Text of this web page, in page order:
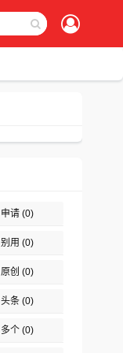
申请 (0)
别用 (0)
原创 (0)
头条 (0)
多个 (0)